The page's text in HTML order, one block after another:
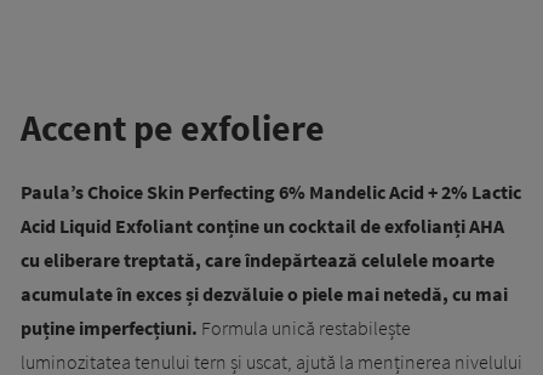
Accent pe exfoliere
Paula’s Choice Skin Perfecting 6% Mandelic Acid + 2% Lactic
Acid Liquid Exfoliant conține un cocktail de exfolianți AHA
cu eliberare treptată, care îndepărtează celulele moarte
acumulate în exces și dezvăluie o piele mai netedă, cu mai
puține imperfecțiuni. Formula unică restabilește
luminozitatea tenului tern și uscat, ajută la menținerea nivelului